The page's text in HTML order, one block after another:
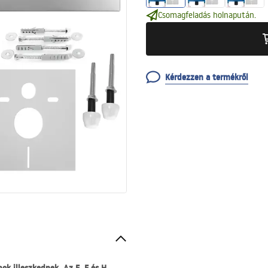
Csomagfeladás holnapután.
Kérdezzen a termékről